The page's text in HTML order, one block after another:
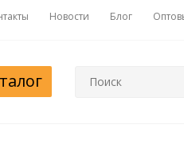
Новости Блог